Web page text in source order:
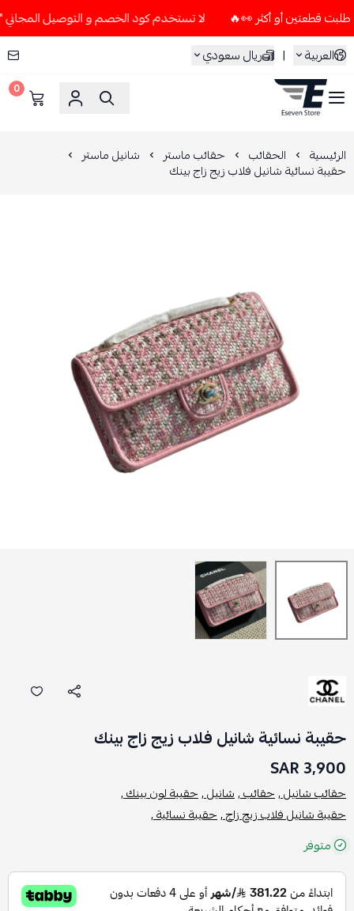
لا تستخدم كود الخصم و التوصيل المجاني " N7 " إلا إذا طلبت قطعتين أو أكثر 👀🔥
العربية
| ريال سعودي
ESEVEN STORE
0
الرئيسية الحقائب حقائب ماستر شانيل ماستر
حقيبة نسائية شانيل فلاب زيج زاج بينك
حقيبة نسائية شانيل فلاب زيج زاج بينك
3,900 SAR
حقائب شانيل ,حقائب ,شانيل ,حقيبة لون بينك ,
حقيبة شانيل فلاب زيج زاج ,حقيبة نسائية ,
متوفر